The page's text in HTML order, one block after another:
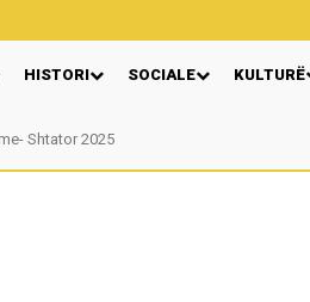
HISTORI SOCIALE KULTURË
Shtator 2025